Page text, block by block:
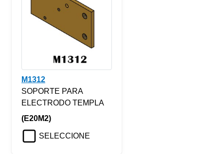
M1312
SOPORTE PARA
ELECTRODO TEMPLA
(E20M2)
SELECCIONE